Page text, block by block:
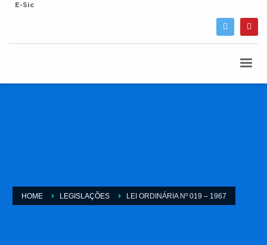
E-Sic
HOME LEGISLAÇÕES LEI ORDINÁRIA Nº 019 – 1967